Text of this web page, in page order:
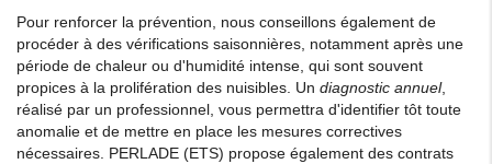
Pour renforcer la prévention, nous conseillons également de
procéder à des vérifications saisonnières, notamment après une
période de chaleur ou d'humidité intense, qui sont souvent
propices à la prolifération des nuisibles. Un diagnostic annuel,
réalisé par un professionnel, vous permettra d'identifier tôt toute
anomalie et de mettre en place les mesures correctives
nécessaires. PERLADE (ETS) propose également des contrats